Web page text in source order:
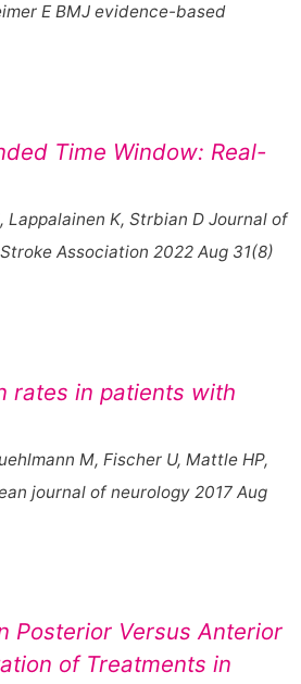
E BMJ evidence-based
Time Window: Real-
Lappalainen K, Strbian D Journal of
Association 2022 Aug 31(8)
rates in patients with
M, Fischer U, Mattle HP,
journal of neurology 2017 Aug
Posterior Versus Anterior
of Treatments in